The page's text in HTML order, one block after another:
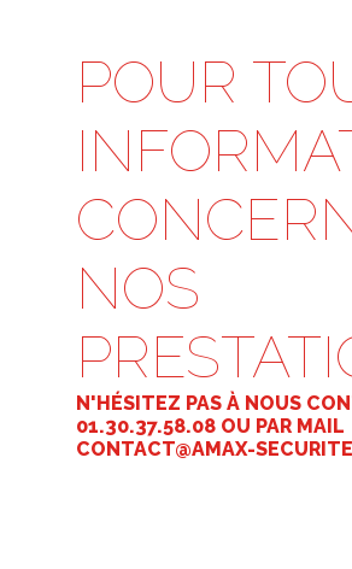
POUR
NOS
N'HÉSITEZ PAS À NOUS
01.30.37.58.08 OU PAR MAIL
CONTACT@AMAX-